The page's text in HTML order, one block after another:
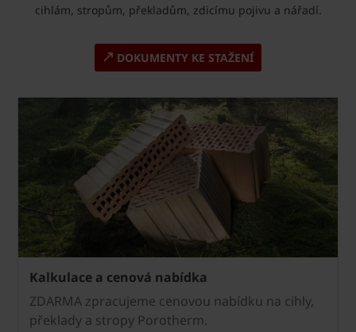
cihlám, stropům, překladům, zdicímu pojivu a nářadí.
DOKUMENTY KE STAŽENÍ
Kalkulace a cenová nabídka
ZDARMA zpracujeme cenovou nabídku na cihly,
překlady a stropy Porotherm.